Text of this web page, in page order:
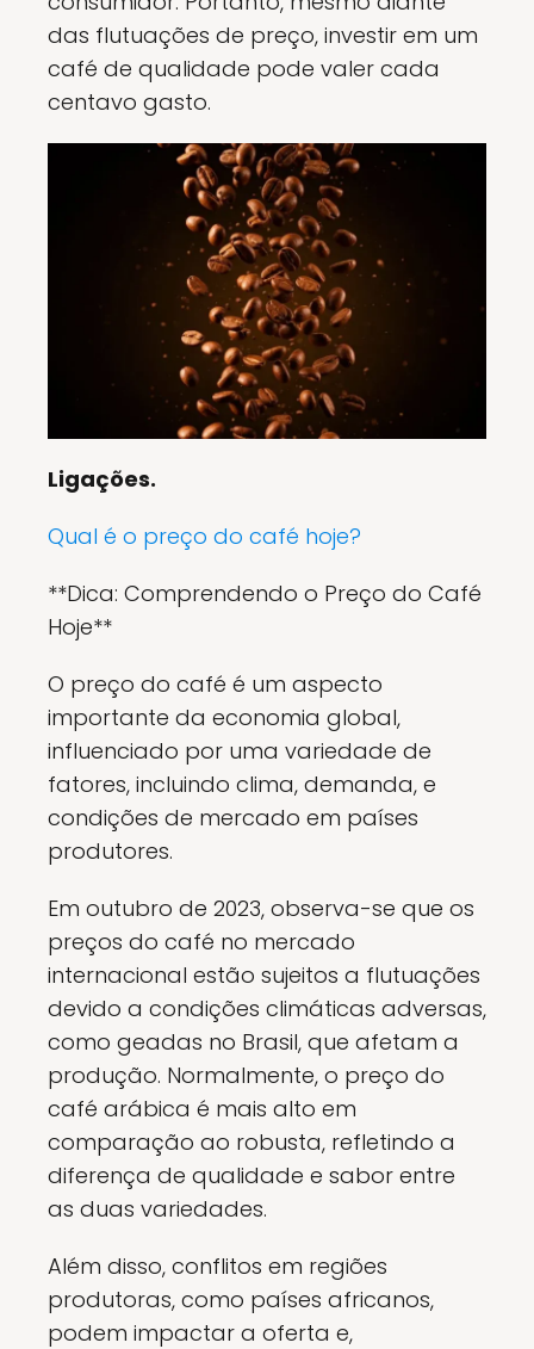
das flutuações de preço, investir em um
café de qualidade pode valer cada
centavo gasto.
Ligações.
Qual é o preço do café hoje?
**Dica: Comprendendo o Preço do Café
Hoje**
O preço do café é um aspecto
importante da economia global,
influenciado por uma variedade de
fatores, incluindo clima, demanda, e
condições de mercado em países
produtores.
Em outubro de 2023, observa-se que os
preços do café no mercado
internacional estão sujeitos a flutuações
devido a condições climáticas adversas,
como geadas no Brasil, que afetam a
produção. Normalmente, o preço do
café arábica é mais alto em
comparação ao robusta, refletindo a
diferença de qualidade e sabor entre
as duas variedades.
Além disso, conflitos em regiões
produtoras, como países africanos,
podem impactar a oferta e,